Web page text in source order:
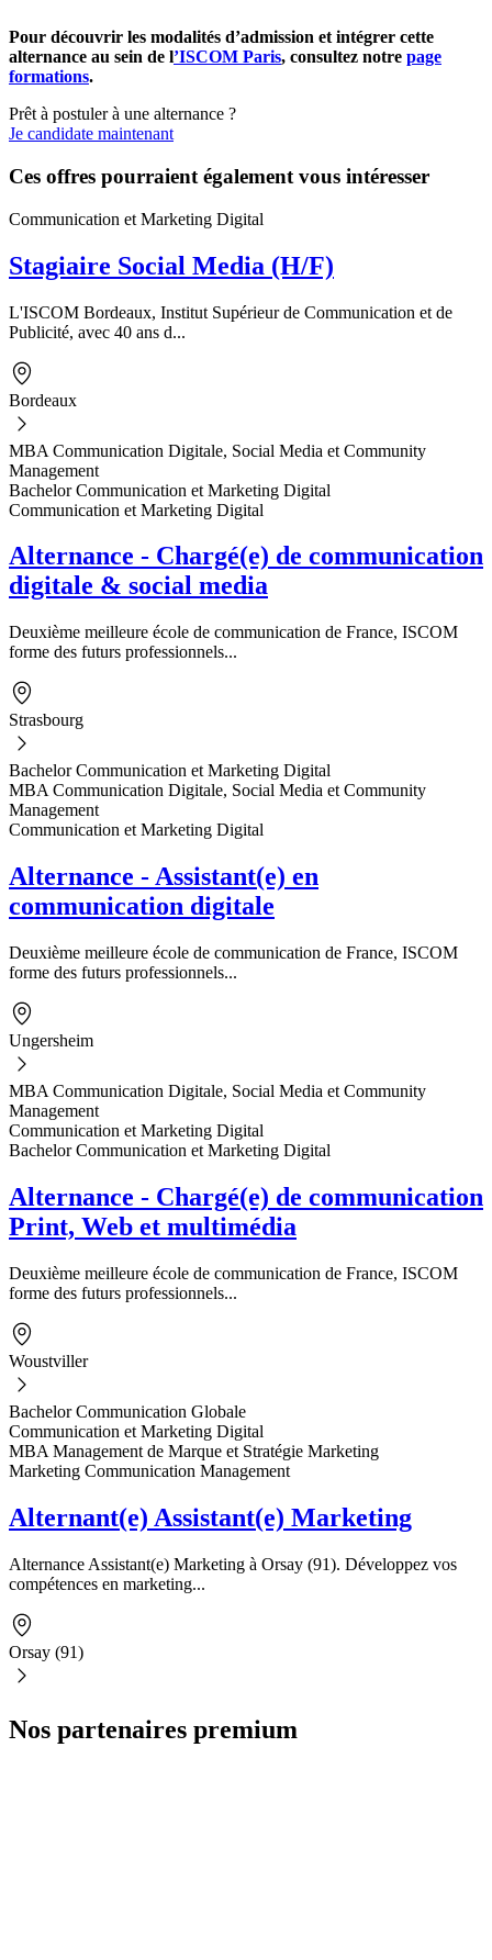
Pour découvrir les modalités d’admission et intégrer cette
alternance au sein de l’ISCOM Paris, consultez notre page
formations.
Prêt à postuler à une alternance ?
Je candidate maintenant
Ces offres pourraient également vous intéresser
Communication et Marketing Digital
Stagiaire Social Media (H/F)
L'ISCOM Bordeaux, Institut Supérieur de Communication et de
Publicité, avec 40 ans d...
Bordeaux
MBA Communication Digitale, Social Media et Community
Management
Bachelor Communication et Marketing Digital
Communication et Marketing Digital
Alternance - Chargé(e) de communication
digitale & social media
Deuxième meilleure école de communication de France, ISCOM
forme des futurs professionnels...
Strasbourg
Bachelor Communication et Marketing Digital
MBA Communication Digitale, Social Media et Community
Management
Communication et Marketing Digital
Alternance - Assistant(e) en
communication digitale
Deuxième meilleure école de communication de France, ISCOM
forme des futurs professionnels...
Ungersheim
MBA Communication Digitale, Social Media et Community
Management
Communication et Marketing Digital
Bachelor Communication et Marketing Digital
Alternance - Chargé(e) de communication
Print, Web et multimédia
Deuxième meilleure école de communication de France, ISCOM
forme des futurs professionnels...
Woustviller
Bachelor Communication Globale
Communication et Marketing Digital
MBA Management de Marque et Stratégie Marketing
Marketing Communication Management
Alternant(e) Assistant(e) Marketing
Alternance Assistant(e) Marketing à Orsay (91). Développez vos
compétences en marketing...
Orsay (91)
Nos partenaires premium